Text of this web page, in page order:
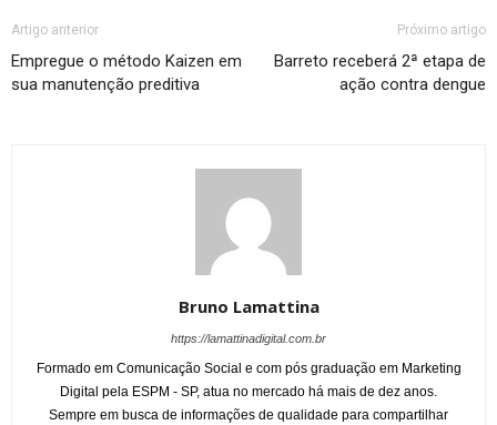
Artigo anterior
Empregue o método Kaizen em
sua manutenção preditiva
Próximo artigo
Barreto receberá 2ª etapa de
ação contra dengue
Bruno Lamattina
https://lamattinadigital.com.br
Formado em Comunicação Social e com pós graduação em Marketing
Digital pela ESPM - SP, atua no mercado há mais de dez anos.
Sempre em busca de informações de qualidade para compartilhar